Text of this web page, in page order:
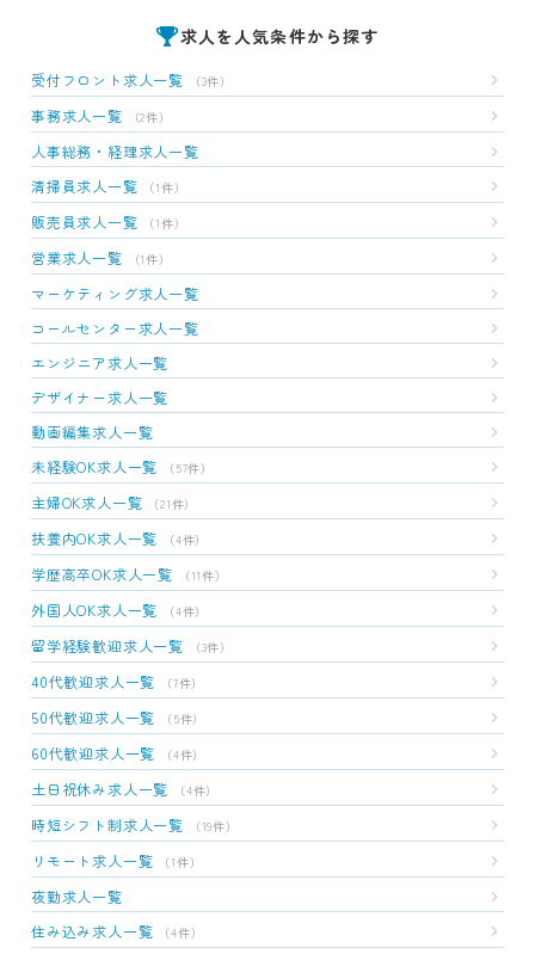
求人を人気条件から探す
受付フロント求人一覧 （3件）
事務求人一覧 （2件）
人事総務・経理求人一覧
清掃員求人一覧
（1件）
販売員求人一覧 （1件）
営業求人一覧 （1件）
マーケティング求人一覧
コールセンター求人一覧
エンジニア求人一覧
デザイナー求人一覧
動画編集求人一覧
未経験OK求人一覧
（57件）
主婦OK求人一覧 （21件）
扶養内OK求人一覧 （4件）
学歴高卒OK求人一覧 （11件）
外国人OK求人一覧 （4件）
留学経験歓迎求人一覧 （3件）
40代歓迎求人一覧 （7件）
50代歓迎求人一覧 （5件）
60代歓迎求人一覧 （4件）
土日祝休み求人一覧 （4件）
時短シフト制求人一覧 （19件）
リモート求人一覧 （1件）
夜勤求人一覧
住み込み求人一覧
（4件）